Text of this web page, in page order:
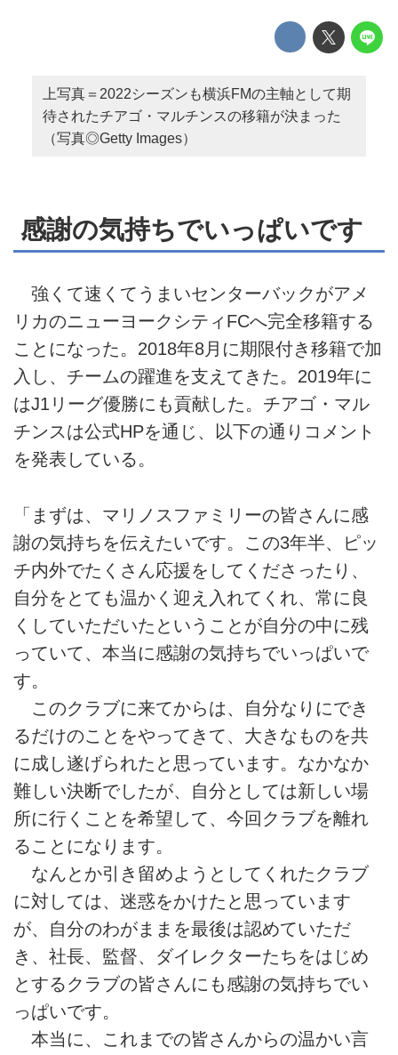
上写真＝2022シーズンも横浜FMの主軸として期
待されたチアゴ・マルチンスの移籍が決まった
（写真◎Getty Images）
感謝の気持ちでいっぱいです
強くて速くてうまいセンターバックがアメ
リカのニューヨークシティFCへ完全移籍する
ことになった。2018年8月に期限付き移籍で加
入し、チームの躍進を支えてきた。2019年に
はJ1リーグ優勝にも貢献した。チアゴ・マル
チンスは公式HPを通じ、以下の通りコメント
を発表している。
「まずは、マリノスファミリーの皆さんに感
謝の気持ちを伝えたいです。この3年半、ピッ
チ内外でたくさん応援をしてくださったり、
自分をとても温かく迎え入れてくれ、常に良
くしていただいたということが自分の中に残
っていて、本当に感謝の気持ちでいっぱいで
す。
このクラブに来てからは、自分なりにでき
るだけのことをやってきて、大きなものを共
に成し遂げられたと思っています。なかなか
難しい決断でしたが、自分としては新しい場
所に行くことを希望して、今回クラブを離れ
ることになります。
なんとか引き留めようとしてくれたクラブ
に対しては、迷惑をかけたと思っています
が、自分のわがままを最後は認めていただ
き、社長、監督、ダイレクターたちをはじめ
とするクラブの皆さんにも感謝の気持ちでい
っぱいです。
本当に、これまでの皆さんからの温かい言